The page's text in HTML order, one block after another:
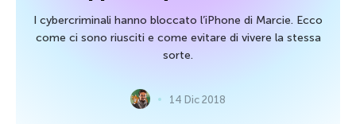
I cybercriminali hanno bloccato l’iPhone di Marcie. Ecco
come ci sono riusciti e come evitare di vivere la stessa
sorte.
14 Dic 2018